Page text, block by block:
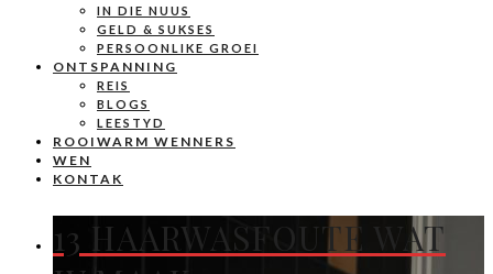
IN DIE NUUS
GELD & SUKSES
PERSOONLIKE GROEI
ONTSPANNING
REIS
BLOGS
LEESTYD
ROOIWARM WENNERS
WEN
KONTAK
13 HAARWASFOUTE WAT